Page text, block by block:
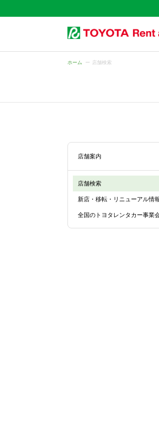
ホーム 店舗検索
店舗案内
店舗検索
新店・移転・リニューアル情
全国のトヨタレンタカー事業